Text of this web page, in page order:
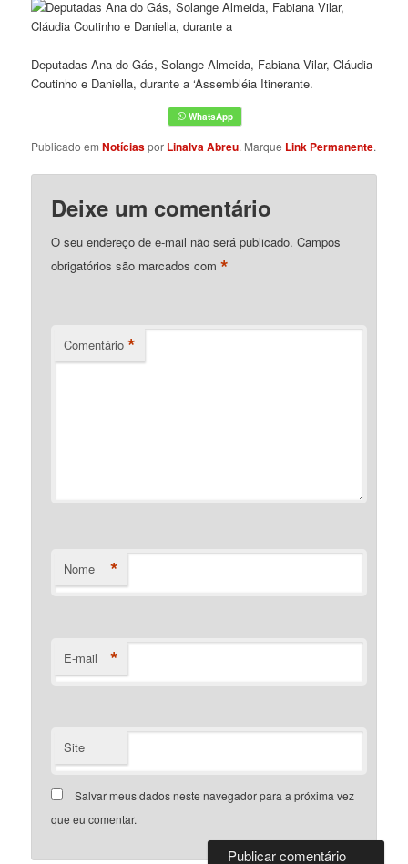
Deputadas Ana do Gás, Solange Almeida, Fabiana Vilar, Cláudia
Coutinho e Daniella, durante a ‘Assembléia Itinerante.
Publicado emNotíciaspor Linalva Abreu. Marque Link Permanente.
Deixe um comentário
O seu endereço de e-mail não será publicado. Campos
obrigatórios são marcados com*
Comentário *
Nome *
E-mail *
Site
Salvar meus dados neste navegador para a próxima vez
que eu comentar.